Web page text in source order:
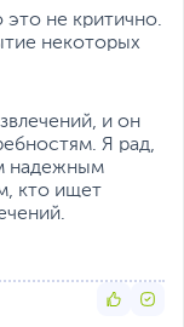
не критично.
некоторых
и он
Я рад,
надежным
кто ищет